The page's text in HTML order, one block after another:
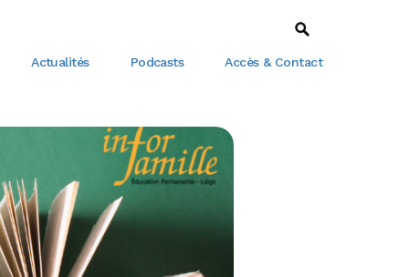
Actualités Podcasts Accès & Contact